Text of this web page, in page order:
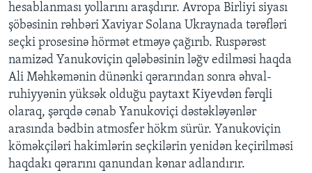
hesablanması yollarını araşdırır. Avropa Birliyi siyası
şöbəsinin rəhbəri Xaviyar Solana Ukraynada tərəfləri
seçki prosesinə hörmət etməyə çağırıb. Ruspərəst
namizəd Yanukoviçin qələbəsinin ləğv edilməsi haqda
Ali Məhkəmənin dünənki qərarından sonra əhval-
ruhiyyənin yüksək olduğu paytaxt Kiyevdən fərqli
olaraq, şərqdə cənab Yanukoviçi dəstəkləyənlər
arasında bədbin atmosfer hökm sürür. Yanukoviçin
köməkçiləri hakimlərin seçkilərin yenidən keçirilməsi
haqdakı qərarını qanundan kənar adlandırır.